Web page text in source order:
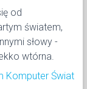
od
światem,
słowy -
wtórna.
Komputer Świat